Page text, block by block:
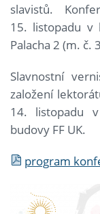
slavistů.
15. listopadu v
Palacha 2 (m. č.
Slavnostní
založení
14. listopadu
budovy FF UK.
program